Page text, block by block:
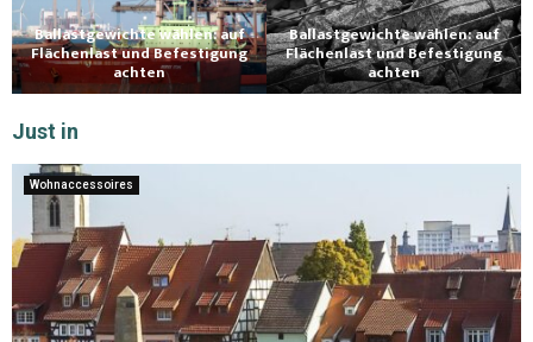
Ballastgewichte wählen: auf
Flächenlast und Befestigung
achten
Ballastgewichte wählen: auf
Flächenlast und Befestigung
achten
Just in
Wohnaccessoires